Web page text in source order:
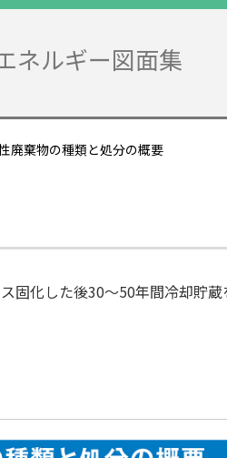
ネルギー図面集
廃棄物の種類と処分の概要
化した後30～50年間冷却貯